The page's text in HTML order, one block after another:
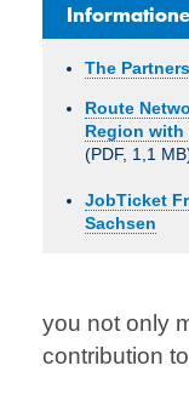
The
Route
Region with
(PDF, 1,1
JobTicket
Sachsen
you not only
contribution